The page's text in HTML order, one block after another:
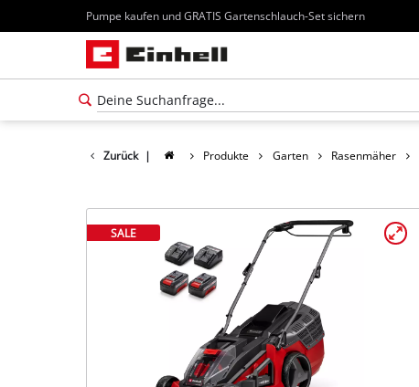
Pumpe kaufen und GRATIS Gartenschlauch-Set sichern
Zurück | Produkte Garten Rasenmäher
SALE